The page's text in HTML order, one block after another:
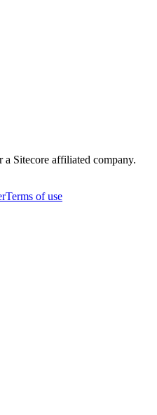
a Sitecore affiliated company.
Terms of use